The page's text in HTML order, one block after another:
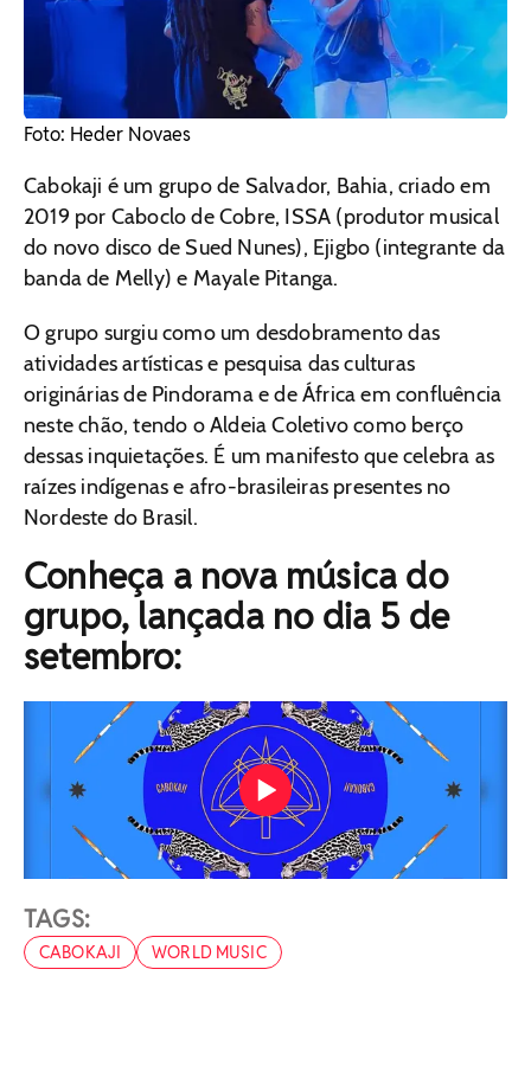
Foto: Heder Novaes
Cabokaji é um grupo de Salvador, Bahia, criado em
2019 por Caboclo de Cobre, ISSA (produtor musical
do novo disco de Sued Nunes), Ejigbo (integrante da
banda de Melly) e Mayale Pitanga.
O grupo surgiu como um desdobramento das
atividades artísticas e pesquisa das culturas
originárias de Pindorama e de África em confluência
neste chão, tendo o Aldeia Coletivo como berço
dessas inquietações. É um manifesto que celebra as
raízes indígenas e afro-brasileiras presentes no
Nordeste do Brasil.
Conheça a nova música do
grupo, lançada no dia 5 de
setembro:
TAGS:
CABOKAJI WORLD MUSIC